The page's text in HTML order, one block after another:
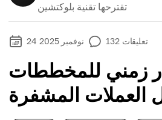
تقترحها تقنية بلوكتشين
24 نوفمبر 2025 132 تعليقات
زمني للمخططات
العملات المشفرة